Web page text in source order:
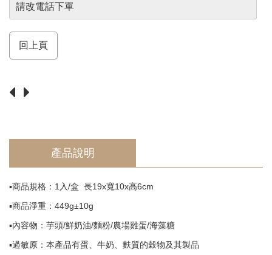
知
請改電話下單
回上頁
產品說明
▪️商品規格：1入/盒 長19x寬10x高6cm
▪️商品淨重：449g±10g
▪️內容物：芋頭/鮮奶油/麵粉/農場雞蛋/海藻糖
▪️過敏原：本產品有蛋、牛奶、麩質的穀物及其製品